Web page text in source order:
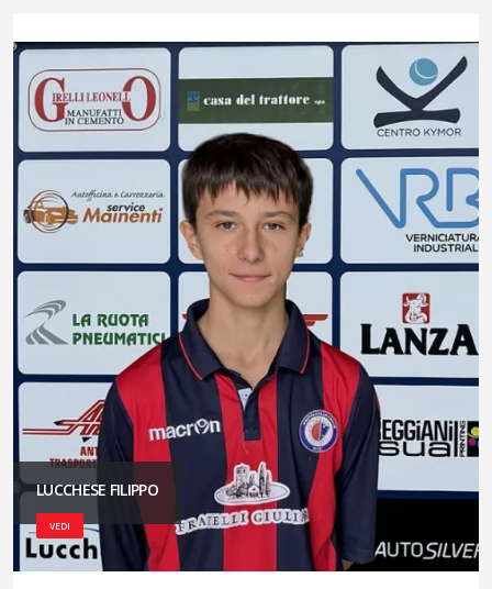
LUCCHESE FILIPPO
VEDI